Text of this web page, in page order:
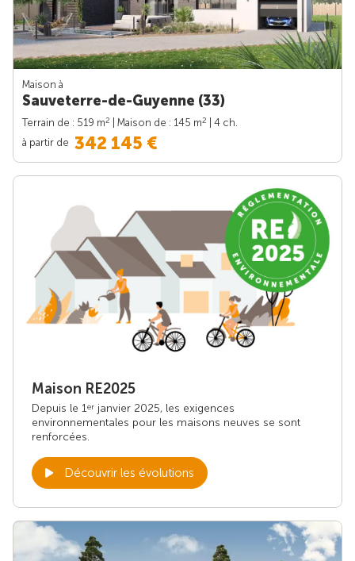
Maison à
Sauveterre-de-Guyenne (33)
Terrain de : 519 m2 | Maison de : 145 m2
| 4 ch.
à partir de 342 145 €
Maison RE2025
Depuis le 1er janvier 2025, les exigences
environnementales pour les maisons neuves se sont
renforcées.
Découvrir les évolutions